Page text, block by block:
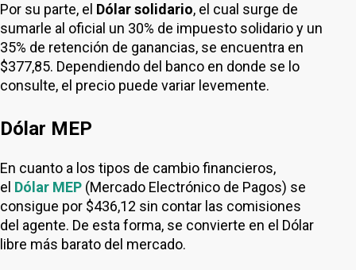
Por su parte, el Dólar solidario, el cual surge de
sumarle al oficial un 30% de impuesto solidario y un
35% de retención de ganancias, se encuentra en
$377,85. Dependiendo del banco en donde se lo
consulte, el precio puede variar levemente.
Dólar MEP
En cuanto a los tipos de cambio financieros,
el Dólar MEP (Mercado Electrónico de Pagos) se
consigue por $436,12 sin contar las comisiones
del agente. De esta forma, se convierte en el Dólar
libre más barato del mercado.